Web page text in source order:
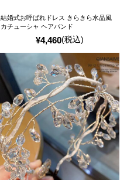
¥4,460(税込)
結婚式お呼ばれドレス きらきら水晶風
カチューシャ ヘアバンド